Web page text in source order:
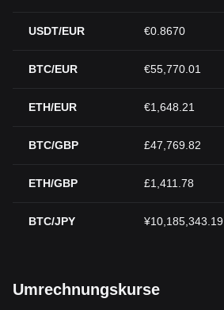
USDT/EUR €0.8670
BTC/EUR €55,770.01
ETH/EUR €1,648.21
BTC/GBP £47,769.82
ETH/GBP £1,411.78
BTC/JPY ¥10,185,343.19
Umrechnungskurse